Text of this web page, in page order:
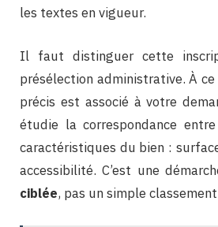
les textes en vigueur.
Il faut distinguer cette
présélection administrative. À
précis est associé à votre
étudie la correspondance
caractéristiques du bien :
accessibilité. C’est une
ciblée, pas un simple